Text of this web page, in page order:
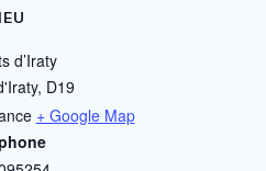
d’Iraty
D19
+ Google Map